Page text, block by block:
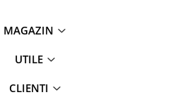
MAGAZIN
UTILE
CLIENTI